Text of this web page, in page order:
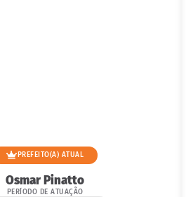
PREFEITO(A) ATUAL
Osmar Pinatto
PERÍODO DE ATUAÇÃO